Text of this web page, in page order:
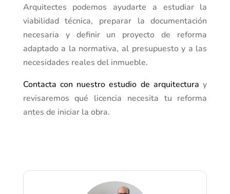
Arquitectes podemos ayudarte a estudiar la
viabilidad técnica, preparar la documentación
necesaria y definir un proyecto de reforma
adaptado a la normativa, al presupuesto y a las
necesidades reales del inmueble.
Contacta con nuestro estudio de arquitectura y
revisaremos qué licencia necesita tu reforma
antes de iniciar la obra.